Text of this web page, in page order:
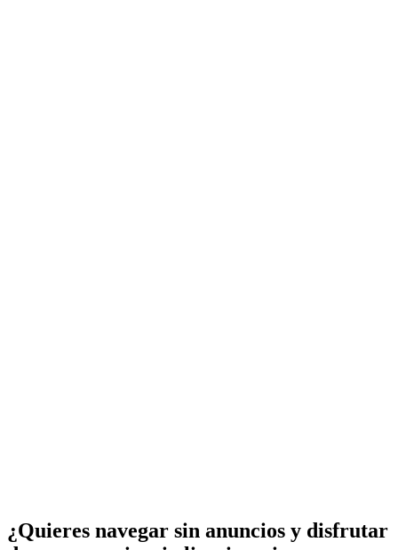
¿Quieres navegar sin anuncios y disfrutar